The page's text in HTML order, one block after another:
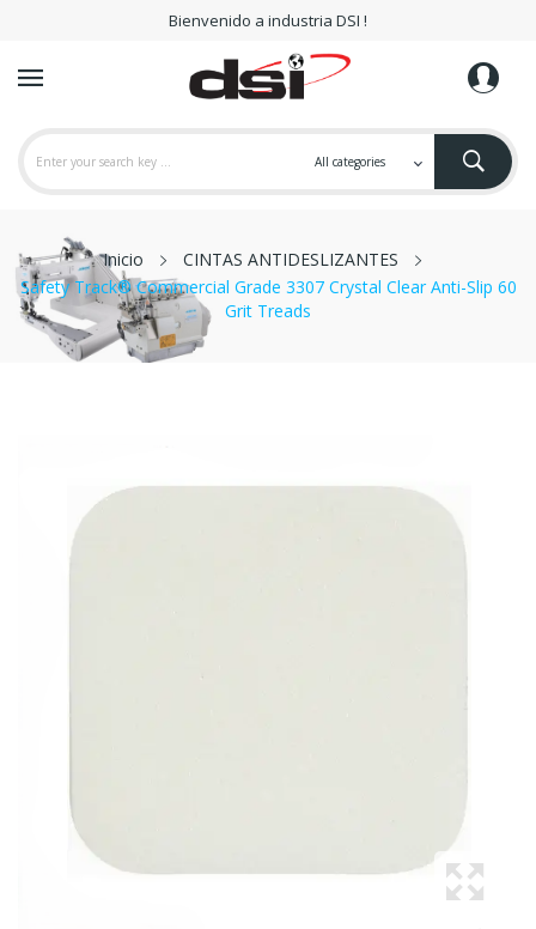
Bienvenido a industria DSI !
Inicio
CINTAS ANTIDESLIZANTES
Safety Track® Commercial Grade 3307 Crystal Clear Anti-Slip 60
Grit Treads